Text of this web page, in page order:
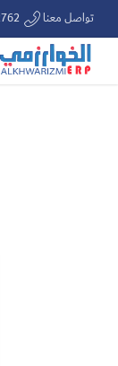
تواصل معنا 920002762